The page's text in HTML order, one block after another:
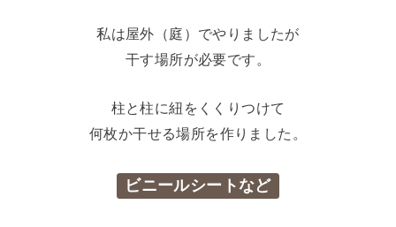
私は屋外（庭）でやりましたが
干す場所が必要です。
柱と柱に紐をくくりつけて
何枚か干せる場所を作りました。
ビニールシートなど